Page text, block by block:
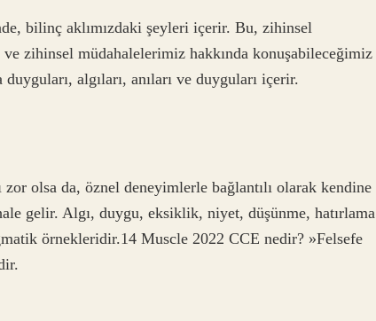
bilinç aklımızdaki şeyleri içerir. Bu, zihinsel
zihinsel müdahalelerimiz hakkında konuşabileceğimiz
algıları, anıları ve duyguları içerir.
zor olsa da, öznel deneyimlerle bağlantılı olarak kendine
gelir. Algı, duygu, eksiklik, niyet, düşünme, hatırlama
örnekleridir.14 Muscle 2022 CCE nedir? »Felsefe